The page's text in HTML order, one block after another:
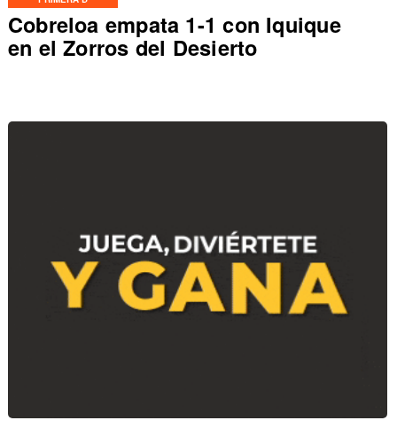
Cobreloa empata 1-1 con Iquique
en el Zorros del Desierto